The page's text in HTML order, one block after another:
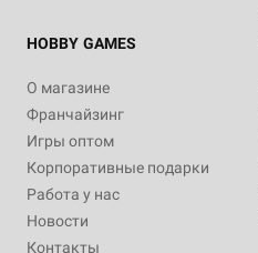
HOBBY GAMES
О магазине
Франчайзинг
Игры оптом
Корпоративные подарки
Работа у нас
Новости
Контакты